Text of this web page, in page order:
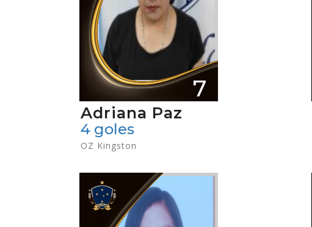
7
Adriana Paz
4 goles
OZ Kingston